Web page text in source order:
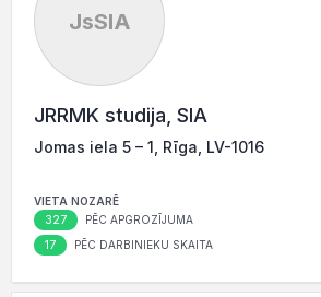
JsSIA
JRRMK studija, SIA
Jomas iela 5 – 1, Rīga, LV-1016
VIETA NOZARĒ
327 PĒC APGROZĪJUMA
17 PĒC DARBINIEKU SKAITA